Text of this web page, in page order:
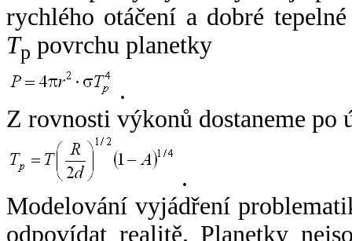
rychlého otáčení a dobré
Tp povrchu planetky
.
Z rovnosti výkonů dostaneme po
.
Modelování vyjádření
odpovídat realitě. Planetky